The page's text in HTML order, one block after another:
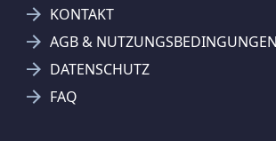
SUCHAGENT ANLEGEN FÜR
AKTUELLEN
KONTAKT
AGB & NUTZUNGSBEDINGUNGEN
DATENSCHUTZ
FAQ